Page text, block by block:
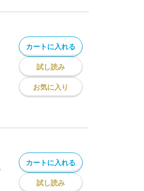
カートに入れる
試し読み
お気に入り
カートに入れる
試し読み